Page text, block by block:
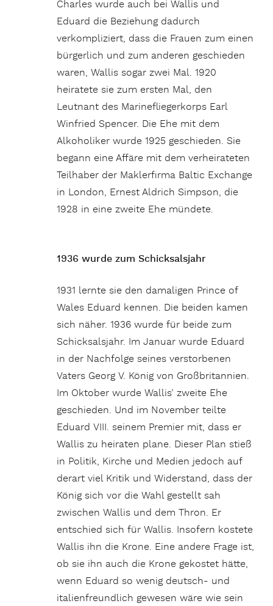
Charles wurde auch bei Wallis und
Eduard die Beziehung dadurch
verkompliziert, dass die Frauen zum einen
bürgerlich und zum anderen geschieden
waren, Wallis sogar zwei Mal. 1920
heiratete sie zum ersten Mal, den
Leutnant des Marinefliegerkorps Earl
Winfried Spencer. Die Ehe mit dem
Alkoholiker wurde 1925 geschieden. Sie
begann eine Affäre mit dem verheirateten
Teilhaber der Maklerfirma Baltic Exchange
in London, Ernest Aldrich Simpson, die
1928 in eine zweite Ehe mündete.
1936 wurde zum Schicksalsjahr
1931 lernte sie den damaligen Prince of
Wales Eduard kennen. Die beiden kamen
sich näher. 1936 wurde für beide zum
Schicksalsjahr. Im Januar wurde Eduard
in der Nachfolge seines verstorbenen
Vaters Georg V. König von Großbritannien.
Im Oktober wurde Wallis’ zweite Ehe
geschieden. Und im November teilte
Eduard VIII. seinem Premier mit, dass er
Wallis zu heiraten plane. Dieser Plan stieß
in Politik, Kirche und Medien jedoch auf
derart viel Kritik und Widerstand, dass der
König sich vor die Wahl gestellt sah
zwischen Wallis und dem Thron. Er
entschied sich für Wallis. Insofern kostete
Wallis ihn die Krone. Eine andere Frage ist,
ob sie ihn auch die Krone gekostet hätte,
wenn Eduard so wenig deutsch- und
italienfreundlich gewesen wäre wie sein